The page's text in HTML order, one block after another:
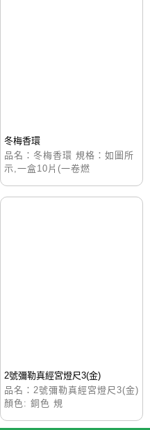
冬梅香環
品名：冬梅香環 規格：如圖所
示,一盒10片(一卷燃
2號彌勒真經宮燈尺3(金)
品名：2號彌勒真經宮燈尺3(金)
顏色: 銅色 規